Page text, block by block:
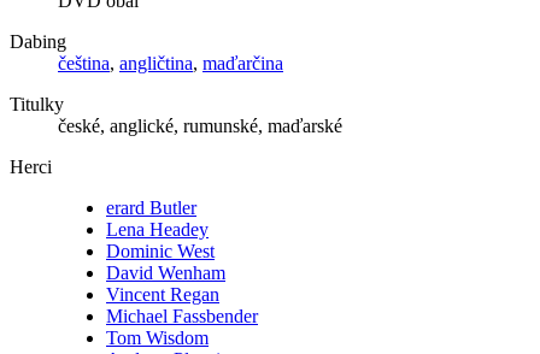
Dabing
čeština, angličtina, maďarčina
Titulky
české, anglické, rumunské, maďarské
Herci
erard Butler
Lena Headey
Dominic West
David Wenham
Vincent Regan
Michael Fassbender
Tom Wisdom